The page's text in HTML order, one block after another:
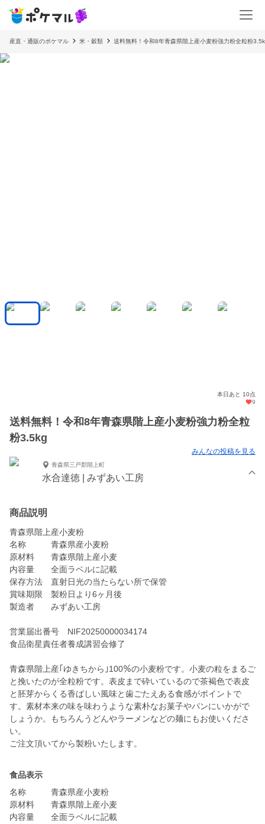
産直・通販のポケマル 米・穀類 送料無料！令和8年青森県階上産小麦粉強力粉全粒粉
本日あと 10点
9
送料無料！令和8年青森県階上産小麦粉強力粉全粒
粉3.5kg
みんなの投稿を見る
青森県三戸郡階上町
水合達徳 | みずあい工房
商品説明
青森県階上産小麦粉
名称 青森県産小麦粉
原材料 青森県階上産小麦
内容量 全面ラベルに記載
保存方法 直射日光の当たらない所で保管
賞味期限 製粉日より6ヶ月後
製造者 みずあい工房
営業届出番号 NIF20250000034174
食品衛星責任者養成講習会修了
青森県階上産｢ゆきちから｣100％の小麦粉です。小麦の粒をまるご
と挽いたのが全粒粉です。表皮まで砕いているので茶褐色で表皮
と胚芽からくる香ばしい風味と歯ごたえある食感がポイントで
す。素材本来の味を味わうような素朴なお菓子やパンにいかがで
しょうか。もちろんうどんやラーメンなどの麺にもお使いくださ
い。
食品表示
名称 青森県産小麦粉
原材料 青森県階上産小麦
内容量 全面ラベルに記載